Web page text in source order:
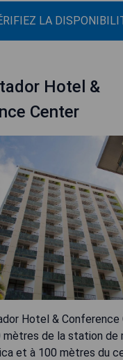
LA
Hotel &
Center
Hotel & Conference
mètres de la station de
et à 100 mètres du